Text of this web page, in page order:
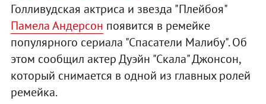
Голливудская актриса и звезда "Плейбоя"
Памела Андерсон появится в ремейке
популярного сериала "Спасатели Малибу". Об
этом сообщил актер Дуэйн "Скала" Джонсон,
который снимается в одной из главных ролей
ремейка.